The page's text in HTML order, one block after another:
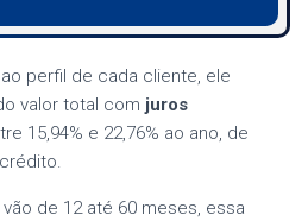
perfil de cada cliente, ele
valor total com juros
15,94% e 22,76% ao ano, de
de 12 até 60 meses, essa